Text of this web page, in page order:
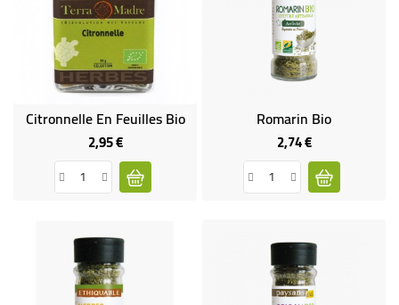
Citronnelle En Feuilles Bio
2,95 €Prix
Romarin Bio
2,74 €Prix